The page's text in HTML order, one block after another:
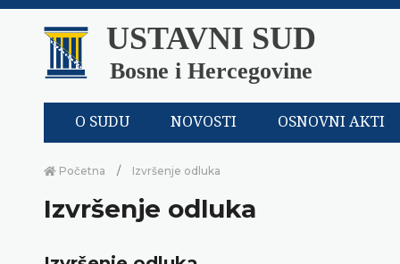
USTAVNI SUD
Bosne i Hercegovine
O SUDU NOVOSTI OSNOVNI AKTI
Početna Izvršenje odluka
Izvršenje odluka